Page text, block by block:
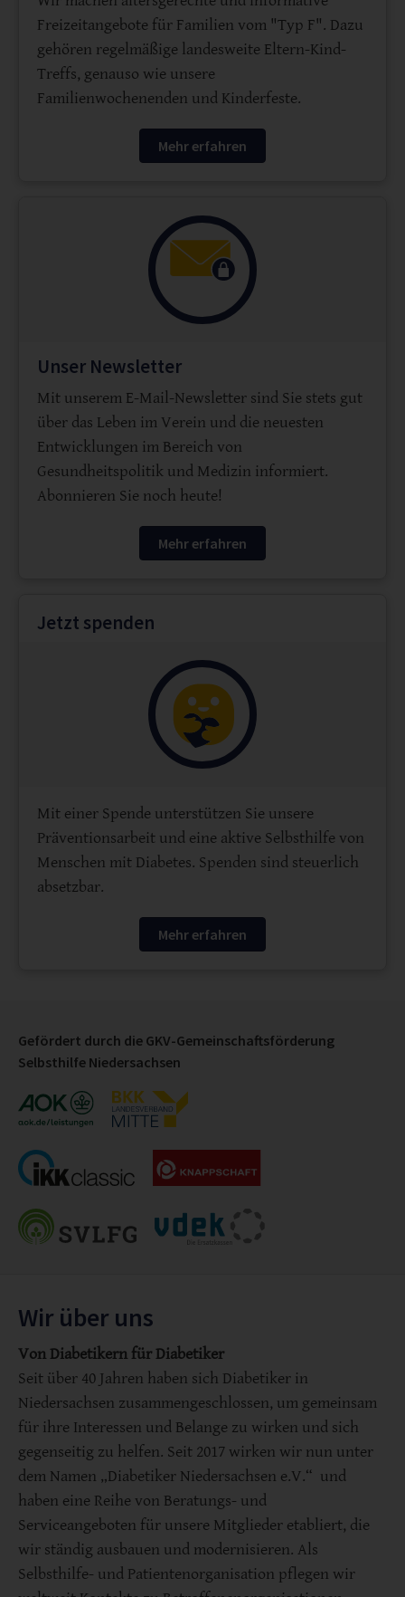
Freizeitangebote für Familien vom "Typ F". Dazu
gehören regelmäßige landesweite Eltern-Kind-
Treffs, genauso wie unsere
Familienwochenenden und Kinderfeste.
Mehr erfahren
Unser Newsletter
Mit unserem E-Mail-Newsletter sind Sie stets gut
über das Leben im Verein und die neuesten
Entwicklungen im Bereich von
Gesundheitspolitik und Medizin informiert.
Abonnieren Sie noch heute!
Mehr erfahren
Jetzt spenden
Mit einer Spende unterstützen Sie unsere
Präventionsarbeit und eine aktive Selbsthilfe von
Menschen mit Diabetes. Spenden sind steuerlich
absetzbar.
Mehr erfahren
Gefördert durch die GKV-Gemeinschaftsförderung
Selbsthilfe Niedersachsen
Wir über uns
Von Diabetikern für Diabetiker
Seit über 40 Jahren haben sich Diabetiker in
Niedersachsen zusammengeschlossen, um gemeinsam
für ihre Interessen und Belange zu wirken und sich
gegenseitig zu helfen. Seit 2017 wirken wir nun unter
dem Namen „Diabetiker Niedersachsen e.V.“ und
haben eine Reihe von Beratungs- und
Serviceangeboten für unsere Mitglieder etabliert, die
wir ständig ausbauen und modernisieren. Als
Selbsthilfe- und Patientenorganisation pflegen wir